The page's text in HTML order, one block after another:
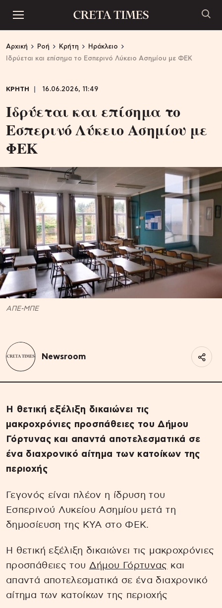
Αρχική Ροή Κρήτη
Ηράκλειο
Ιδρύεται και επίσημα το Εσπερινό Λύκειο Ασημίου με ΦΕΚ
ΚΡΗΤΗ 16.06.2026, 11:49
Ιδρύεται και επίσημα το
Εσπερινό Λύκειο Ασημίου με
ΦΕΚ
ΑΠΕ-ΜΠΕ
Newsroom
Η θετική εξέλιξη δικαιώνει τις
μακροχρόνιες προσπάθειες του Δήμου
Γόρτυνας και απαντά αποτελεσματικά σε
ένα διαχρονικό αίτημα των κατοίκων της
περιοχής
Γεγονός είναι πλέον η ίδρυση του
Εσπερινού Λυκείου Ασημίου μετά τη
δημοσίευση της ΚΥΑ στο ΦΕΚ.
Η θετική εξέλιξη δικαιώνει τις μακροχρόνιες
προσπάθειες του Δήμου Γόρτυνας και
απαντά αποτελεσματικά σε ένα διαχρονικό
αίτημα των κατοίκων της περιοχής